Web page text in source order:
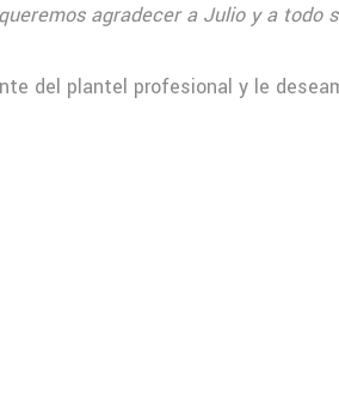
agradecer a Julio y a todo
del plantel profesional y le